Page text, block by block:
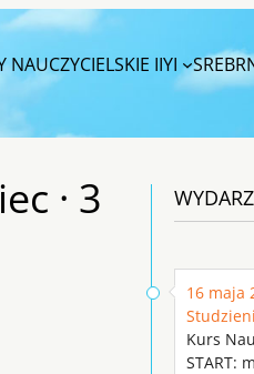
NAUCZYCIELSKIE IIYI
· 3
16 maja
Kurs
START: